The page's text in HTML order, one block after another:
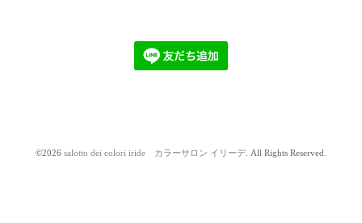
©2026 salotto dei colori iride カラーサロン イリーデ. All Rights Reserved.